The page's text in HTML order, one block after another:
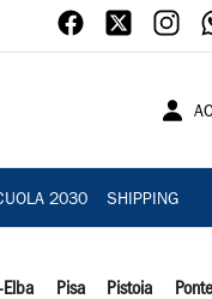
2030 SHIPPING
Elba Pisa Pistoia